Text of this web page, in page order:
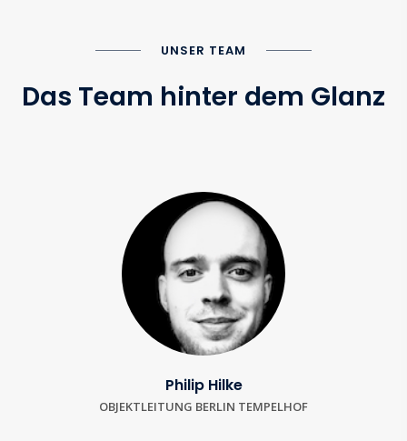
UNSER TEAM
Das Team hinter dem Glanz
Philip Hilke
OBJEKTLEITUNG BERLIN TEMPELHOF